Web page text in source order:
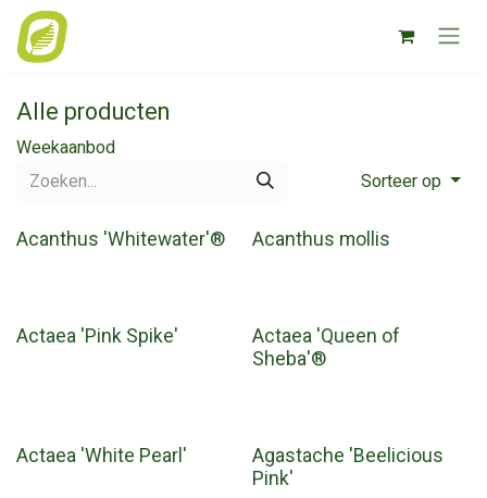
Overslaan naar inhoud
Alle producten
Weekaanbod
Sorteer op
Acanthus 'Whitewater'® Acanthus mollis
Actaea 'Pink Spike'
Actaea 'Queen of
Sheba'®
Actaea 'White Pearl'
Agastache 'Beelicious
Pink'